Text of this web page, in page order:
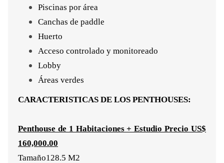
Piscinas por área
Canchas de paddle
Huerto
Acceso controlado y monitoreado
Lobby
Áreas verdes
CARACTERISTICAS DE LOS PENTHOUSES:
Penthouse de 1 Habitaciones + Estudio Precio US$
160,000.00
Tamaño128.5 M2